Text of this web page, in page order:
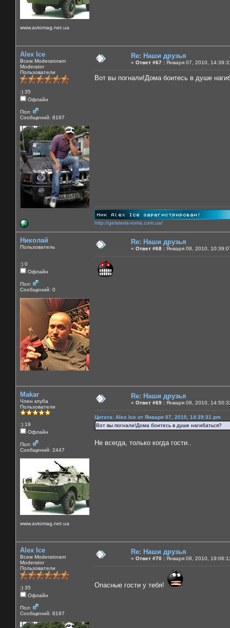
www.avtomag.net.ua
Alex Ice
Всем Moderatoram
Moderator
Пользователи
:) 35
Офлайн
Пол:
Сообщений: 8197
Re: Наши друзья
« Ответ #67 : Января 07, 2010,
Вот вы погнали!Дома боитесь в душе
http://gelateria-roma.com.ua/
Николай
Пользователь
:) 0
Офлайн
Пол:
Сообщений: 0
Re: Наши друзья
« Ответ #68 : Января 08, 2010,
Makar
Член клуба
Пользователи
:) 19
Офлайн
Пол:
Сообщений: 2447
www.avtomag.net.ua
Re: Наши друзья
« Ответ #69 : Января 08, 2010,
Цитата: Alex Ice от Января 07, 2010, 14:39:31 pm
Вот вы погнали!Дома боитесь в душе нагибаться?
Не всегда, только когда гости..
Alex Ice
Всем Moderatoram
Moderator
Пользователи
:) 35
Офлайн
Пол:
Сообщений: 8197
Re: Наши друзья
« Ответ #70 : Января 08, 2010,
Опасные гости у тебя!